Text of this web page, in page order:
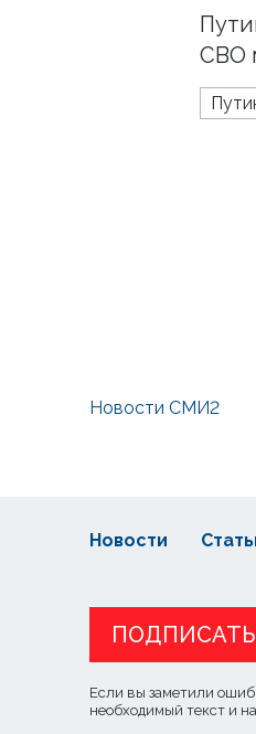
СВО
Новости СМИ2
Если вы заметили
необходимый текст и
Новости